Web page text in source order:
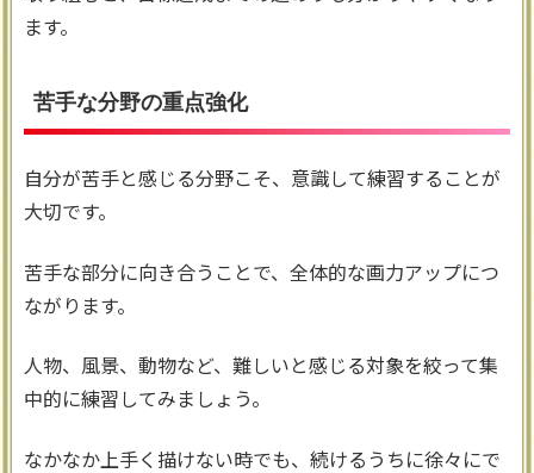
ます。
苦手な分野の重点強化
自分が苦手と感じる分野こそ、意識して練習することが
大切です。
苦手な部分に向き合うことで、全体的な画力アップにつ
ながります。
人物、風景、動物など、難しいと感じる対象を絞って集
中的に練習してみましょう。
なかなか上手く描けない時でも、続けるうちに徐々にで